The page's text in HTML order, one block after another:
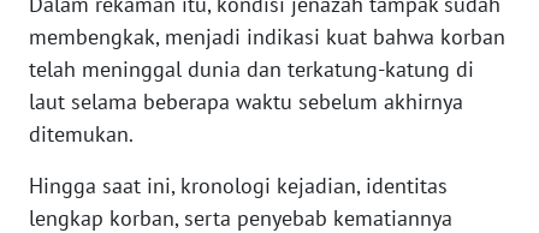
membengkak, menjadi indikasi kuat bahwa korban
telah meninggal dunia dan terkatung-katung di
laut selama beberapa waktu sebelum akhirnya
ditemukan.
Hingga saat ini, kronologi kejadian, identitas
lengkap korban, serta penyebab kematiannya
BARAT
RIAU
SERAMBI